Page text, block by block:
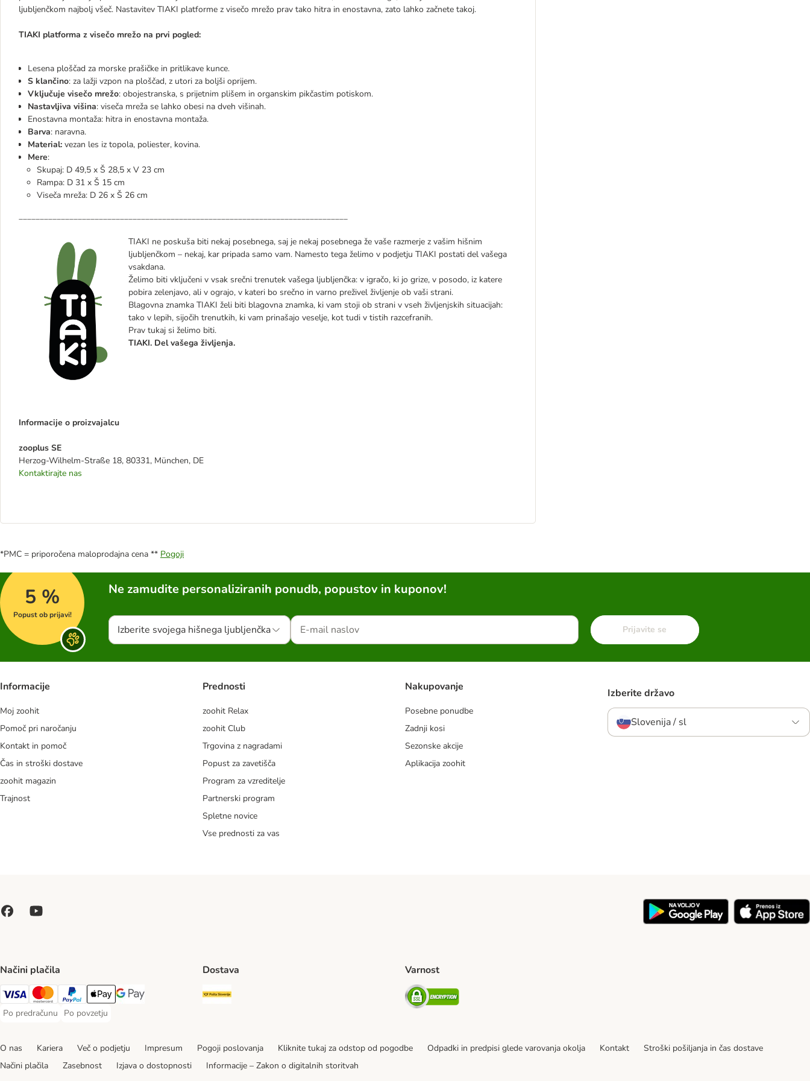
ljubljenčkom najbolj všeč. Nastavitev TIAKI platforme z visečo mrežo prav tako hitra in enostavna, zato lahko začnete takoj.
TIAKI platforma z visečo mrežo na prvi pogled:
Lesena ploščad za morske prašičke in pritlikave kunce.
S klančino: za lažji vzpon na ploščad, z utori za boljši oprijem.
Vključuje visečo mrežo: obojestranska, s prijetnim plišem in organskim pikčastim potiskom.
Nastavljiva višina: viseča mreža se lahko obesi na dveh višinah.
Enostavna montaža: hitra in enostavna montaža.
Barva: naravna.
Material: vezan les iz topola, poliester, kovina.
Mere:
Skupaj: D 49,5 x Š 28,5 x V 23 cm
Rampa: D 31 x Š 15 cm
Viseča mreža: D 26 x Š 26 cm
______________________________________________________________________________
TIAKI ne poskuša biti nekaj posebnega, saj je nekaj posebnega že vaše razmerje z vašim hišnim
ljubljenčkom – nekaj, kar pripada samo vam. Namesto tega želimo v podjetju TIAKI postati del vašega
vsakdana.
Želimo biti vključeni v vsak srečni trenutek vašega ljubljenčka: v igračo, ki jo grize, v posodo, iz katere
pobira zelenjavo, ali v ograjo, v kateri bo srečno in varno preživel življenje ob vaši strani.
Blagovna znamka TIAKI želi biti blagovna znamka, ki vam stoji ob strani v vseh življenjskih situacijah:
tako v lepih, sijočih trenutkih, ki vam prinašajo veselje, kot tudi v tistih razcefranih.
Prav tukaj si želimo biti.
TIAKI. Del vašega življenja.
Informacije o proizvajalcu
zooplus SE
Herzog-Wilhelm-Straße 18, 80331, München, DE
Kontaktirajte nas
*PMC = priporočena maloprodajna cena ** Pogoji
5 %
Popust ob prijavi!
Ne zamudite personaliziranih ponudb, popustov in kuponov!
Izberite svojega hišnega ljubljenčka Prijavite se
Informacije
Moj zoohit
Pomoč pri naročanju
Kontakt in pomoč
Čas in stroški dostave
zoohit magazin
Trajnost
Prednosti
zoohit Relax
zoohit Club
Trgovina z nagradami
Popust za zavetišča
Program za vzreditelje
Partnerski program
Spletne novice
Vse prednosti za vas
Nakupovanje
Posebne ponudbe
Zadnji kosi
Sezonske akcije
Aplikacija zoohit
Izberite državo
Slovenija / sl
Načini plačila
Visa Payment Method
MasterCard Payment Method
PayPal Payment Method
Apple Pay Payment Method
Google pay Payment Method
Po predračunu
Po predračunu Payment Method
Po povzetju
Po povzetju Payment Method
Dostava
Pošta Slovenije Shipping Method
Varnost
Security
O nas Kariera Več o podjetju Impresum Pogoji poslovanja Kliknite tukaj za odstop od pogodbe Odpadki in predpisi glede varovanja okolja Kontakt
Stroški pošiljanja in čas dostave
Načini plačila
Zasebnost Izjava o dostopnosti Informacije – Zakon o digitalnih storitvah